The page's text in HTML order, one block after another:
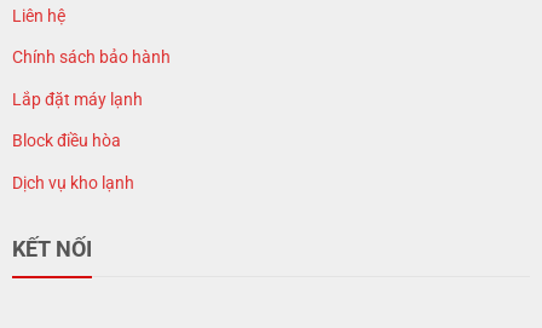
Liên hệ
Chính sách bảo hành
Lắp đặt máy lạnh
Block điều hòa
Dịch vụ kho lạnh
KẾT NỐI